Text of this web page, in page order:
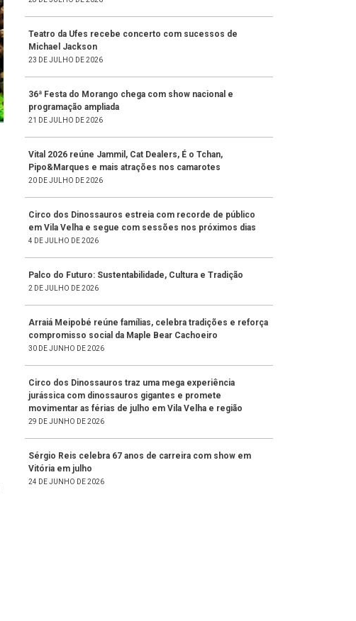
Teatro da Ufes recebe concerto com sucessos de
Michael Jackson
23 DE JULHO DE 2026
36ª Festa do Morango chega com show nacional e
programação ampliada
21 DE JULHO DE 2026
Vital 2026 reúne Jammil, Cat Dealers, É o Tchan,
Pipo&Marques e mais atrações nos camarotes
20 DE JULHO DE 2026
Circo dos Dinossauros estreia com recorde de público
em Vila Velha e segue com sessões nos próximos dias
4 DE JULHO DE 2026
Palco do Futuro: Sustentabilidade, Cultura e Tradição
2 DE JULHO DE 2026
Arraiá Meipobé reúne famílias, celebra tradições e reforça
compromisso social da Maple Bear Cachoeiro
30 DE JUNHO DE 2026
Circo dos Dinossauros traz uma mega experiência
jurássica com dinossauros gigantes e promete
movimentar as férias de julho em Vila Velha e região
29 DE JUNHO DE 2026
Sérgio Reis celebra 67 anos de carreira com show em
Vitória em julho
24 DE JUNHO DE 2026